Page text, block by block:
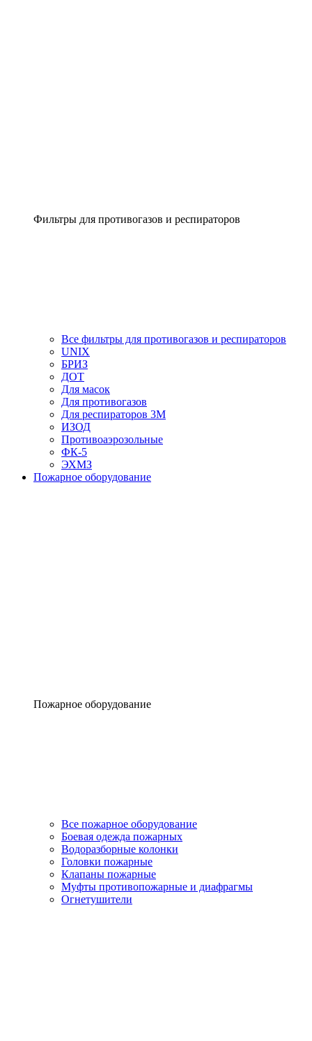
Фильтры для противогазов и респираторов
Все фильтры для противогазов и респираторов
UNIX
БРИЗ
ДОТ
Для масок
Для противогазов
Для респираторов 3М
ИЗОД
Противоаэрозольные
ФК-5
ЭХМЗ
Пожарное оборудование
Пожарное оборудование
Все пожарное оборудование
Боевая одежда пожарных
Водоразборные колонки
Головки пожарные
Клапаны пожарные
Муфты противопожарные и диафрагмы
Огнетушители